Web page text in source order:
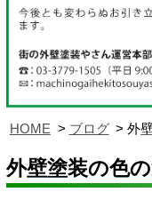
HOME ブログ 外
外壁塗装の色